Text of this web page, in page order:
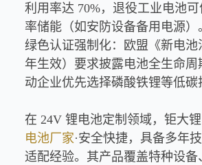
利用率达 70%，退役工业电池
率储能（如安防设备备用电源）
绿色认证强制化：欧盟《新电池
年生效）要求披露电池全生命周
动企业优先选择磷酸铁锂等低碳
在 24V 锂电池定制领域，钜大
电池厂家·安全快捷，具备多年
适配经验。其产品覆盖特种设备